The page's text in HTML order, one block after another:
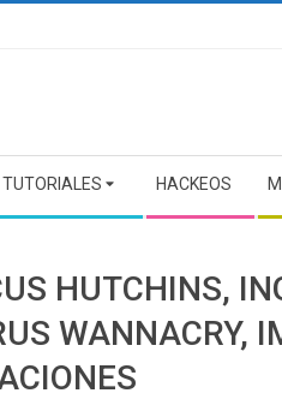
TUTORIALES HACKEOS
HUTCHINS,
WANNACRY,